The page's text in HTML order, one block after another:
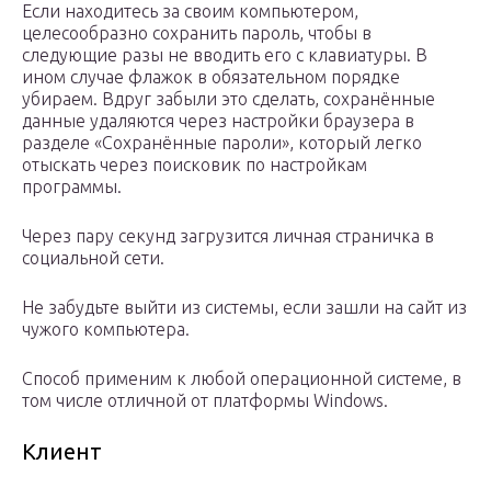
Если находитесь за своим компьютером,
целесообразно сохранить пароль, чтобы в
следующие разы не вводить его с клавиатуры. В
ином случае флажок в обязательном порядке
убираем. Вдруг забыли это сделать, сохранённые
данные удаляются через настройки браузера в
разделе «Сохранённые пароли», который легко
отыскать через поисковик по настройкам
программы.
Через пару секунд загрузится личная страничка в
социальной сети.
Не забудьте выйти из системы, если зашли на сайт из
чужого компьютера.
Способ применим к любой операционной системе, в
том числе отличной от платформы Windows.
Клиент